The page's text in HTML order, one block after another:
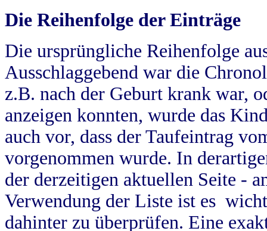
Die Reihenfolge der Einträge
Die ursprüngliche Reihenfolge
Ausschlaggebend war die
z.B. nach der Geburt krank war,
anzeigen konnten, wurde das
auch vor, dass der Taufeintrag
vorgenommen wurde. In
der derzeitigen aktuellen Seite -
Verwendung der Liste ist es
dahinter zu überprüfen. Eine